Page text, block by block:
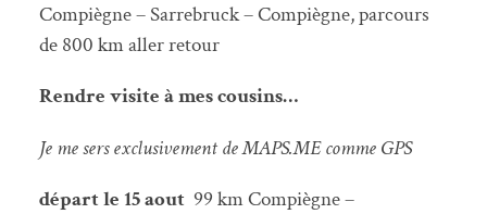
Compiègne – Sarrebruck – Compiègne, parcours
de 800 km aller retour
Rendre visite à mes cousins…
Je me sers exclusivement de MAPS.ME comme GPS
départ le 15 aout 99 km Compiègne –